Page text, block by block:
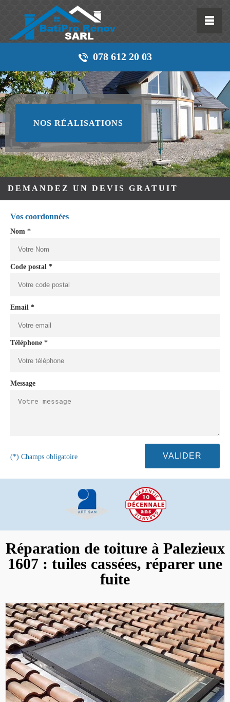
078 612 20 03
NOS RÉALISATIONS
DEMANDEZ UN DEVIS GRATUIT
Vos coordonnées
Nom *
Code postal *
Email *
Téléphone *
Message
(*) Champs obligatoire
Réparation de toiture à Palezieux
1607 : tuiles cassées, réparer une
fuite